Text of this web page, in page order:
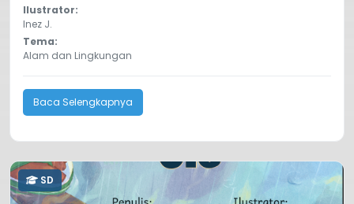
Ilustrator:
Inez J.
Tema:
Alam dan Lingkungan
Baca Selengkapnya
SD